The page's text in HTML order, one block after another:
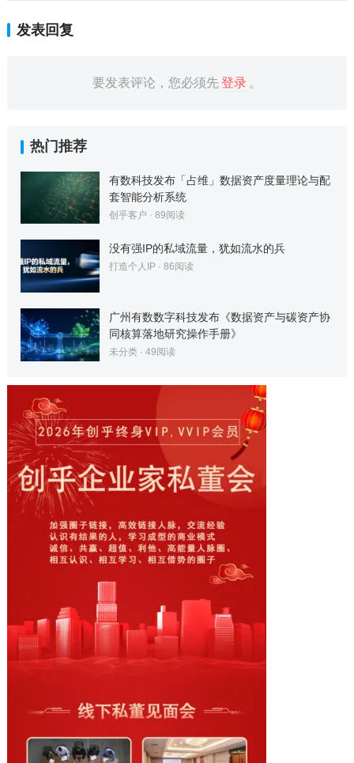
发表回复
要发表评论，您必须先登录 。
热门推荐
有数科技发布「占维」数据资产度量理论与配
套智能分析系统
创乎客户 · 89阅读
没有强IP的私域流量，犹如流水的兵
打造个人IP· 86阅读
广州有数数字科技发布《数据资产与碳资产协
同核算落地研究操作手册》
未分类· 49阅读